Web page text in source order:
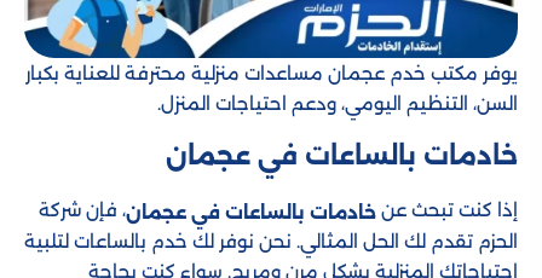
يوفر مكتب خدم عجمان مساعدات منزلية محترفة للعناية بكبار
السن، التنظيم اليومي، ودعم احتياجات المنزل.
خادمات بالساعات في عجمان
إذا كنت تبحث عن خادمات بالساعات في عجمان، فإن شركة
الحزم تقدم لك الحل المثالي. نحن نوفر لك خدم بالساعات لتلبية
احتياجاتك المنزلية بشكل مرن ومريح. سواء كنت بحاجة